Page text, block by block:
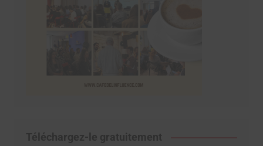
Téléchargez-le gratuitement